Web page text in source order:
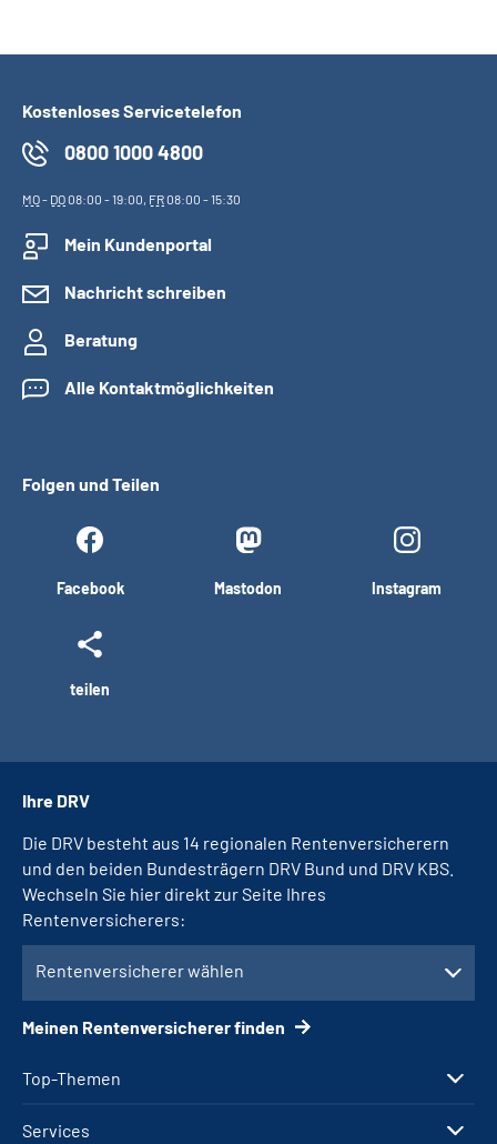
Kostenloses Servicetelefon
0800 1000 4800
MO- DO08:00 - 19:00, FR08:00 - 15:30
Mein Kundenportal
Nachricht schreiben
Beratung
Alle Kontaktmöglichkeiten
Folgen und Teilen
Facebook Mastodon Instagram
teilen
Top-Themen
Services
Ihre DRV
Die DRV besteht aus 14 regionalen Rentenversicherern
und den beiden Bundesträgern DRV Bund und DRV KBS.
Wechseln Sie hier direkt zur Seite Ihres
Rentenversicherers:
Rentenversicherer wählen
Meinen Rentenversicherer finden